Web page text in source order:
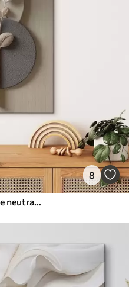
8
Reliefcirkels en een tak in warme neutrale tinten